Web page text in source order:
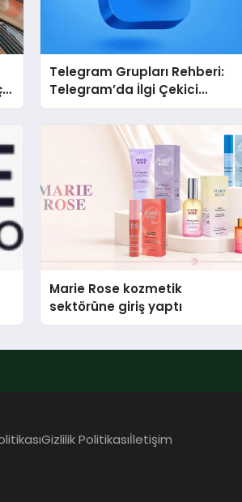
Telegram Grupları Rehberi:
Telegram’da İlgi Çekici
Topluluklar Nasıl Bulunur?
Marie Rose kozmetik
sektörüne giriş yaptı
Gizlilik Politikasıİletişim